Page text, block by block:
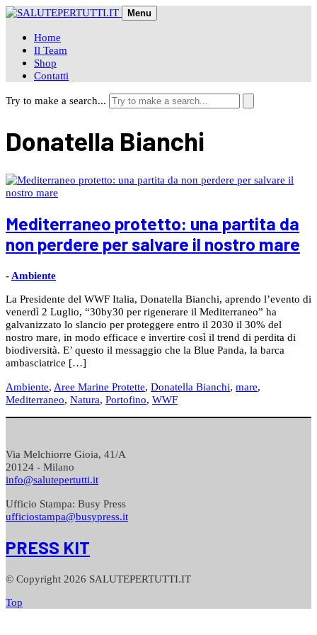
Skip
content
Menu
Home
Il Team
Shop
Contatti
Try to make a search...
Donatella Bianchi
Mediterraneo protetto: una partita da
non perdere per salvare il nostro mare
- Ambiente
La Presidente del WWF Italia, Donatella Bianchi, aprendo l’evento di
venerdì 2 Luglio, “30by30 per rigenerare il Mediterraneo” ha
galvanizzato lo slancio per proteggere entro il 2030 il 30% del
nostro mare, in modo efficace e invertire così il trend di perdita di
biodiversità. E’ questo il messaggio che la Blue Panda, la barca
ambasciatrice […]
Ambiente, Aree Marine Protette, Donatella Bianchi, mare,
Mediterraneo, Natura, Portofino, WWF
Via Melchiorre Gioia, 41/A
20124 - Milano
info@salutepertutti.it
Ufficio Stampa: Busy Press
ufficiostampa@busypress.it
PRESS KIT
© Copyright 2026 SALUTEPERTUTTI.IT
Top